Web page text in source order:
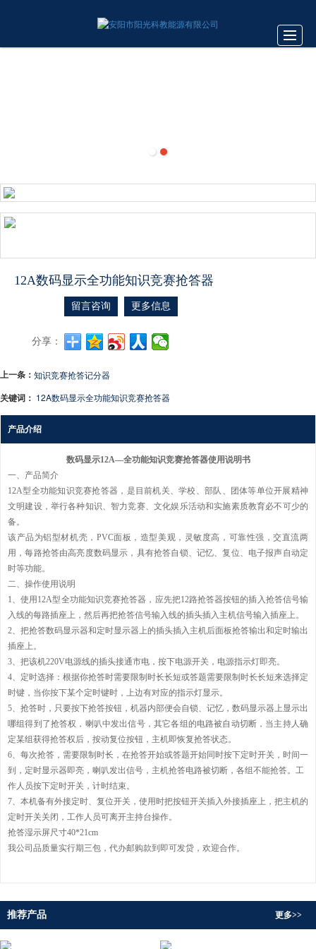
12A数码显示全功能知识竞赛抢答器
留言咨询 更多信息
分享：
上一条： 知识竞赛抢答记分器
关键词： 12A数码显示全功能知识竞赛抢答器
产品介绍
数码显示12A—全功能知识竞赛抢答器使用说明书
一、产品简介
12A型全功能知识竞赛抢答器，是目前机关、学校、部队、团体等单位开展精神
文明建设，举行各种知识、智力竞赛、文化娱乐活动和实施素质教育必不可少的
备。
该产品为铝型材机壳，PVC面板，造型美观，灵敏度高，可靠性强，交直流两
用，每路抢答由高亮度数码显示，具有抢答自锁、记忆、复位、电子报声自动定
时等功能。
二、操作使用说明
1、使用12A型全功能知识竞赛抢答器，应先把12路抢答器按钮的插入抢答信号输
入线的每路插座上，然后再把抢答信号输入线的插头插入主机信号输入插座上。
2、把抢答数码显示器和定时显示器上的插头插入主机后面板抢答输出和定时输出
插座上。
3、把该机220V电源线的插头接通市电，按下电源开关，电源指示灯即亮。
4、定时选择：根据你抢答时需要限制时长长短或答题需要限制时长长短来选择定
时键，当你按下某个定时键时，上边有对应的指示灯显示。
5、抢答时，只要按下抢答按钮，机器内部便会自锁、记忆，数码显示器上显示出
哪组得到了抢答权，喇叭中发出信号，其它各组的电路被自动切断，当主持人确
定某组获得抢答权后，按动复位按钮，主机即恢复抢答状态。
6、每次抢答，需要限制时长，在抢答开始或答题开始同时按下定时开关，时间一
到，定时显示器即亮，喇叭发出信号，主机抢答电路被切断，各组不能抢答。工
作人员按下定时开关，计时结束。
7、本机备有外接定时、复位开关，使用时把按钮开关插入外接插座上，把主机的
定时开关关闭，工作人员可离开主持台操作。
抢答湿示屏尺寸40*21cm
我公司品质量实行期三包，代办邮购款到即可发贷，欢迎合作。
推荐产品 更多>>